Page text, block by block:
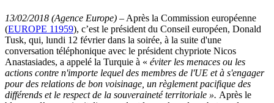
13/02/2018 (Agence Europe) – Après la Commission européenne
(EUROPE 11959), c’est le président du Conseil européen, Donald
Tusk, qui, lundi 12 février dans la soirée, à la suite d'une
conversation téléphonique avec le président chypriote Nicos
Anastasiades, a appelé la Turquie à « éviter les menaces ou les
actions contre n'importe lequel des membres de l'UE et à s'engager
pour des relations de bon voisinage, un règlement pacifique des
différends et le respect de la souveraineté territoriale ». Après le